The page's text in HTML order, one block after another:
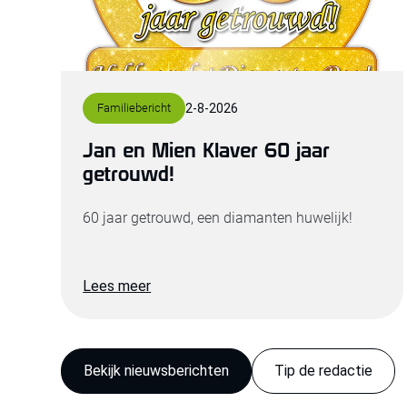
Familiebericht 2-8-2026
Jan en Mien Klaver 60 jaar
getrouwd!
60 jaar getrouwd, een diamanten huwelijk!
Lees meer
Bekijk nieuwsberichten Tip de redactie